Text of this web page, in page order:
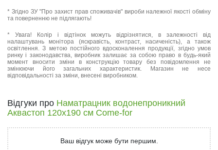
* Згідно ЗУ "Про захист прав споживачів" вироби належної якості обміну
та поверненню не підлягають!
* Увага! Колір і відтінок можуть відрізнятися, в залежності від
налаштувань монітора (яскравість, контраст, насиченість), а також
освітлення. З метою постійного вдосконалення продукції, згідно умов
ринку і законодавства, виробник залишає за собою право в будь-який
момент вносити зміни в конструкцію товару без повідомлення не
змінюючи його загальних характеристик. Магазин не несе
відповідальності за зміни, внесені виробником.
Відгуки про Наматрацник водонепроникний
Аквастоп 120х190 см Come-for
Ваш відгук може бути першим.